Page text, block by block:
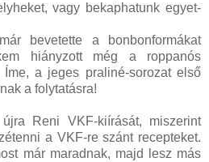
vagy bekaphatunk egyet-
bevetette a bonbonformákat
hiányzott még a roppanós
a jeges praliné-sorozat első
a folytatásra!
Reni VKF-kiírását, miszerint
a VKF-re szánt recepteket.
már maradnak, majd lesz más